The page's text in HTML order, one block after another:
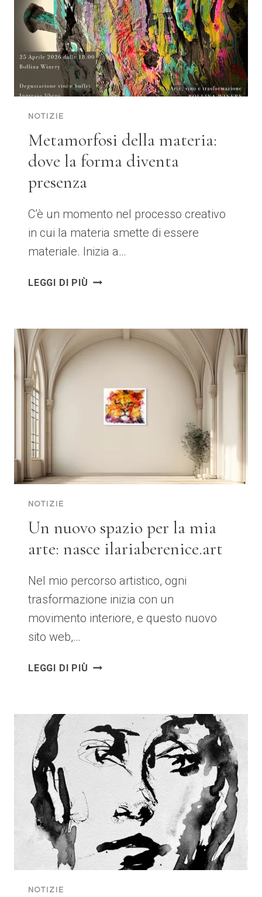
NOTIZIE
Metamorfosi della materia:
dove la forma diventa
presenza
C’è un momento nel processo creativo
in cui la materia smette di essere
materiale. Inizia a…
LEGGI DI PIÙ METAMORFOSI
NOTIZIE
Un nuovo spazio per la mia
arte: nasce ilariaberenice.art
Nel mio percorso artistico, ogni
trasformazione inizia con un
movimento interiore, e questo nuovo
sito web,…
LEGGI DI PIÙ UN
LA
MIA
ARTE:
NASCE
ILARIABERENICE.ART
NOTIZIE